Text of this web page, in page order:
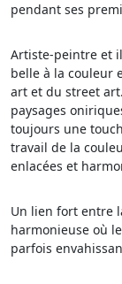
pendant ses
Artiste-peintre et
belle à la couleur
art et du street
paysages
toujours une
travail de la
enlacées et
Un lien fort entre
harmonieuse où
parfois